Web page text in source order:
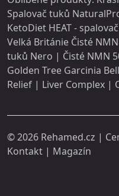
Spalovač tuků
KetoDiet HEAT -
Velká Británie Čisté
tuků Nero | Čisté NMN
Golden Tree Garcinia
Relief | Liver Complex |
© 2026 Rehamed.cz |
Kontakt | Magazín